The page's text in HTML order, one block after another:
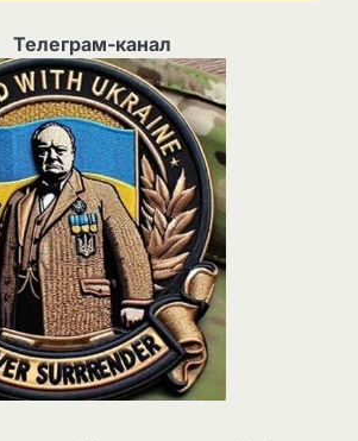
Телеграм-канал